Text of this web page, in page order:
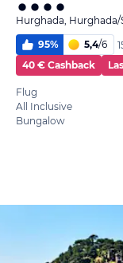
Hurghada, Hurghada/
95% 5,4/6
40 € Cashback
Flug
All Inclusive
Bungalow